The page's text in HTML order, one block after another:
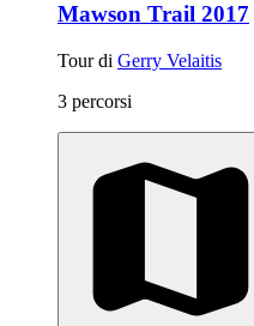
Mawson Trail 2017
Tour di Gerry Velaitis
3 percorsi